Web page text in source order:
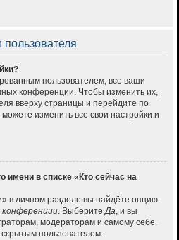
пользователем, все ваши
конференции. Чтобы изменить их,
вверху страницы и перейдите по
изменить все свои настройки и
имени в списке «Кто сейчас на
в личном разделе вы найдёте опцию
. ВыберитеДа, и вы
модераторам и самому себе.
пользователем.